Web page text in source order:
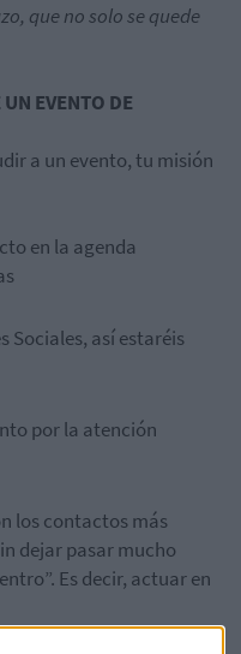
que no solo se quede
EVENTO DE
a un evento, tu misión
en la agenda
Sociales, así estaréis
por la atención
los contactos más
dejar pasar mucho
Es decir, actuar en